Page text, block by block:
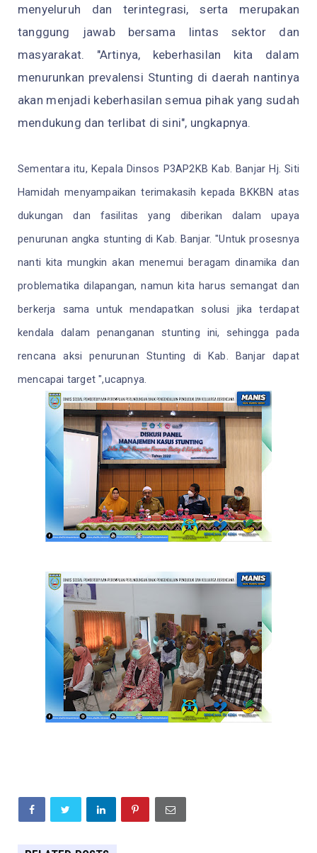
menyeluruh dan terintegrasi, serta merupakan
tanggung jawab bersama lintas sektor dan
masyarakat. "Artinya, keberhasilan kita dalam
menurunkan prevalensi Stunting di daerah nantinya
akan menjadi keberhasilan semua pihak yang sudah
mendukung dan terlibat di sini", ungkapnya.
Sementara itu, Kepala Dinsos P3AP2KB Kab. Banjar Hj. Siti
Hamidah menyampaikan terimakasih kepada BKKBN atas
dukungan dan fasilitas yang diberikan dalam upaya
penurunan angka stunting di Kab. Banjar. "Untuk prosesnya
nanti kita mungkin akan menemui beragam dinamika dan
problematika dilapangan, namun kita harus semangat dan
berkerja sama untuk mendapatkan solusi jika terdapat
kendala dalam penanganan stunting ini, sehingga pada
rencana aksi penurunan Stunting di Kab. Banjar dapat
mencapai target ",ucapnya.